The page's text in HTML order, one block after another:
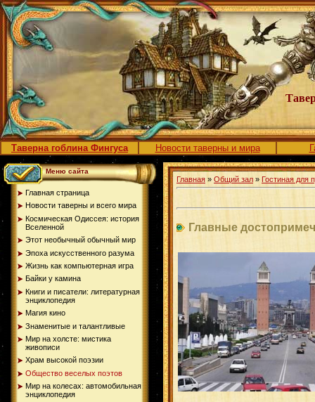
Таверна гоблина Фингуса Новости таверны и мира
Меню сайта
Главная страница
Новости таверны и всего мира
Космическая Одиссея: история
Вселенной
Этот необычный обычный мир
Эпоха искусственного разума
Жизнь как компьютерная игра
Байки у камина
Книги и писатели: литературная
энциклопедия
Магия кино
Знаменитые и талантливые
Мир на холсте: мистика
живописи
Храм высокой поэзии
Общество веселых поэтов
Мир на колесах: автомобильная
энциклопедия
Главная » Общий зал » Гостиная для
Главные